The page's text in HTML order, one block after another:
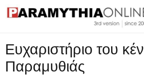
Ευχαριστήριο του
Παραμυθιάς